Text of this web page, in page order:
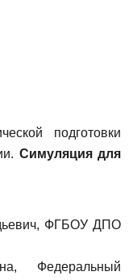
подготовки
Симуляция для
ФГБОУ ДПО
Федеральный